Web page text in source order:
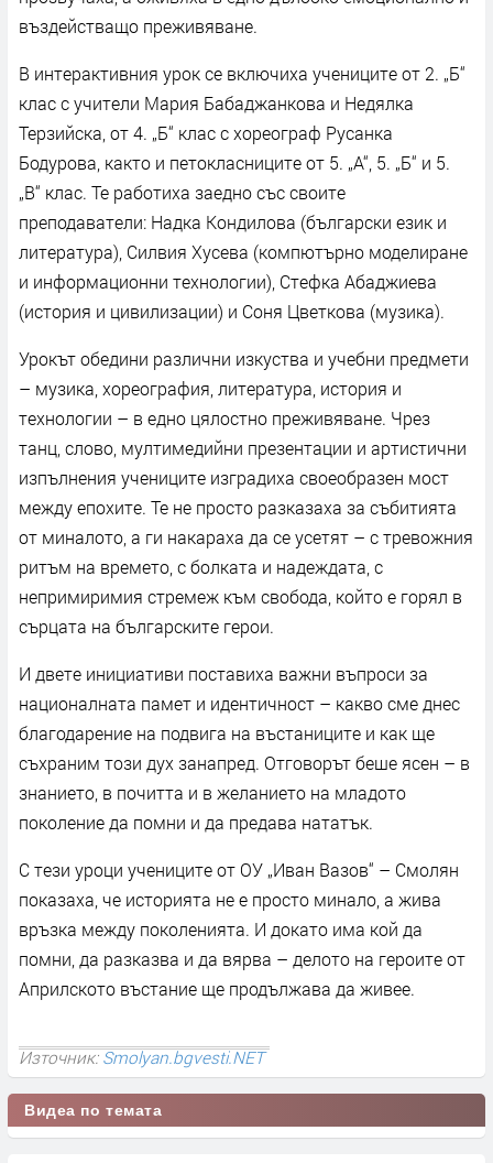
въздействащо преживяване.
В интерактивния урок се включиха учениците от 2. „Б“
клас с учители Мария Бабаджанкова и Недялка
Терзийска, от 4. „Б“ клас с хореограф Русанка
Бодурова, както и петокласниците от 5. „А“, 5. „Б“ и 5.
„В“ клас. Те работиха заедно със своите
преподаватели: Надка Кондилова (български език и
литература), Силвия Хусева (компютърно моделиране
и информационни технологии), Стефка Абаджиева
(история и цивилизации) и Соня Цветкова (музика).
Урокът обедини различни изкуства и учебни предмети
– музика, хореография, литература, история и
технологии – в едно цялостно преживяване. Чрез
танц, слово, мултимедийни презентации и артистични
изпълнения учениците изградиха своеобразен мост
между епохите. Те не просто разказаха за събитията
от миналото, а ги накараха да се усетят – с тревожния
ритъм на времето, с болката и надеждата, с
непримиримия стремеж към свобода, който е горял в
сърцата на българските герои.
И двете инициативи поставиха важни въпроси за
националната памет и идентичност – какво сме днес
благодарение на подвига на въстаниците и как ще
съхраним този дух занапред. Отговорът беше ясен – в
знанието, в почитта и в желанието на младото
поколение да помни и да предава нататък.
С тези уроци учениците от ОУ „Иван Вазов“ – Смолян
показаха, че историята не е просто минало, а жива
връзка между поколенията. И докато има кой да
помни, да разказва и да вярва – делото на героите от
Априлското въстание ще продължава да живее.
Източник:Smolyan.bgvesti.NET
Видеа по темата